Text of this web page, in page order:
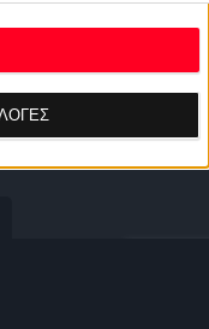
στιγμή
κάνοντας κλικ στο